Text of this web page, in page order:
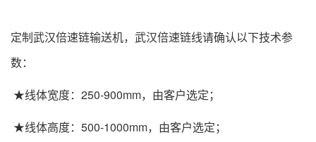
定制武汉倍速链输送机，武汉倍速链线请确认以下技术参
数：
★线体宽度：250-900mm，由客户选定；
★线体高度：500-1000mm，由客户选定；